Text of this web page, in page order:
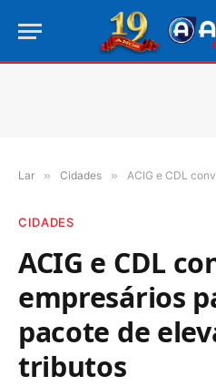
Lar » Cidades » ACIG e CDL convocam
CIDADES
ACIG e CDL
empresários
pacote de
tributos